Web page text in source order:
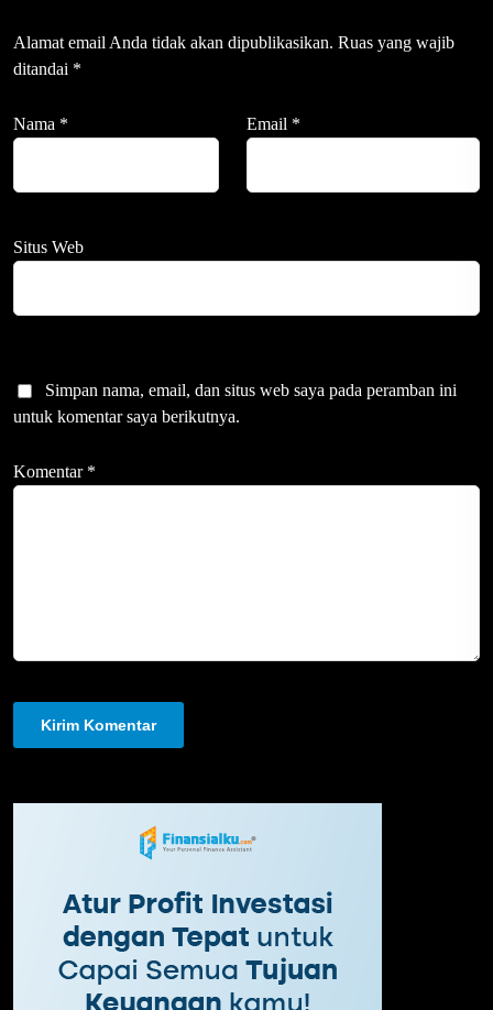
Alamat email Anda tidak akan dipublikasikan. Ruas yang wajib
ditandai *
Nama * Email *
Situs Web
Simpan nama, email, dan situs web saya pada peramban ini
untuk komentar saya berikutnya.
Komentar *